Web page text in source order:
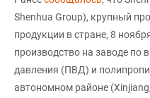
Shenhua Group), крупный
продукции в стране, 8
производство на заводе по
давления (ПВД) и
автономном районе